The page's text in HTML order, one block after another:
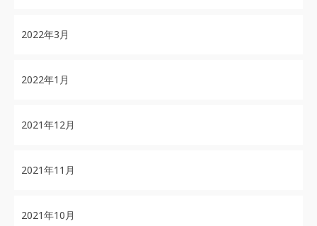
2022年3月
2022年1月
2021年12月
2021年11月
2021年10月